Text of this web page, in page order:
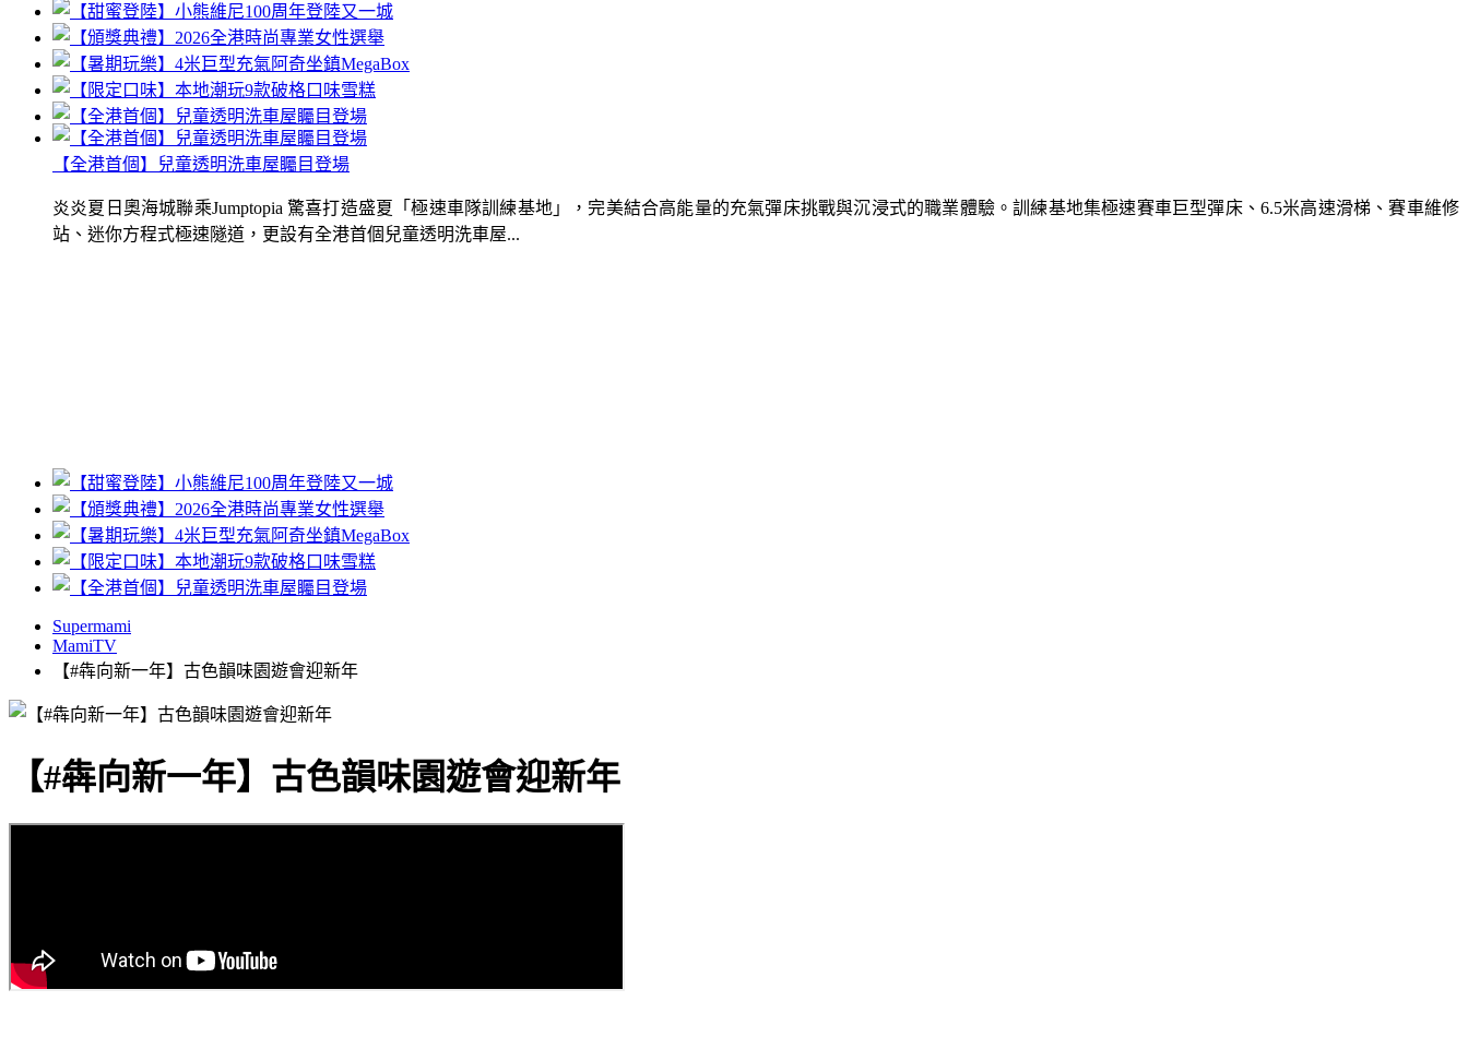
【全港首個】兒童透明洗車屋矚目登場
炎炎夏日奧海城聯乘Jumptopia 驚喜打造盛夏「極速車隊訓練基地」，完美結合高能量的充氣彈床挑戰與沉浸式的職業體驗。訓練基地集極速賽車巨型彈床、6.5米高速滑梯、賽車維修
站、迷你方程式極速隧道，更設有全港首個兒童透明洗車屋...
Supermami
MamiTV
【#犇向新一年】古色韻味園遊會迎新年
【#犇向新一年】古色韻味園遊會迎新年